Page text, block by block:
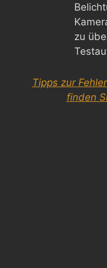
zu
Tipps zur
finden